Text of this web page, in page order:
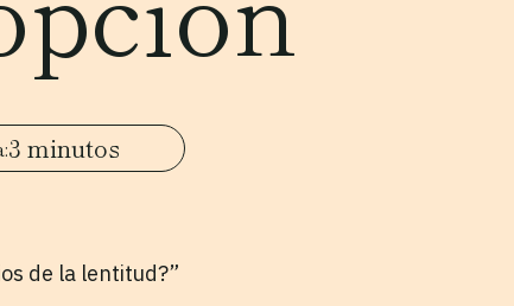
3 minutos
de la lentitud?”